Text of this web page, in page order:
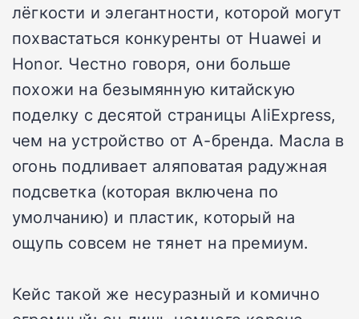
лёгкости и элегантности, которой могут
похвастаться конкуренты от Huawei и
Honor. Честно говоря, они больше
похожи на безымянную китайскую
поделку с десятой страницы AliExpress,
чем на устройство от А-бренда. Масла в
огонь подливает аляповатая радужная
подсветка (которая включена по
умолчанию) и пластик, который на
ощупь совсем не тянет на премиум.
Кейс такой же несуразный и комично